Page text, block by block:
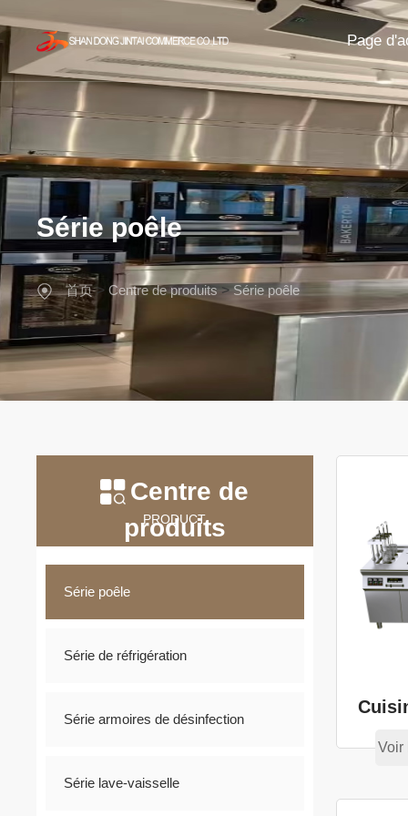
Page
Série poêle
首页>Centre de produits>Série poêle
Centre de
produits
PRODUCT
Série poêle
Série de réfrigération
Série armoires de désinfection
Série lave-vaisselle
Voir